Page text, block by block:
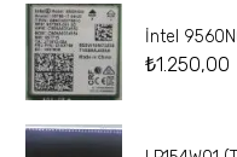
İntel
₺1.250,00